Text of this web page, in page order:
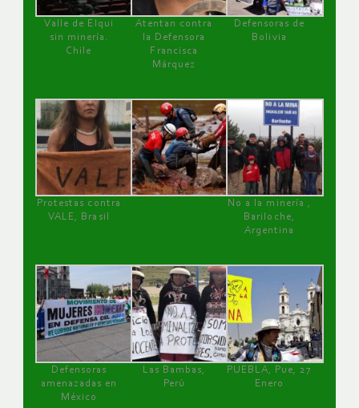
Valle de Elqui
sin minería.
Chile
Atentan contra
la Defensora
Francisca
Márquez
Defensoras de
Bolivia
Protestas contra
VALE, Brasil
No a la minería ,
Bariloche,
Argentina
Defensoras
amenazadas en
México
Las Bambas,
Perú
PUEBLA, Pue, 27
Enero